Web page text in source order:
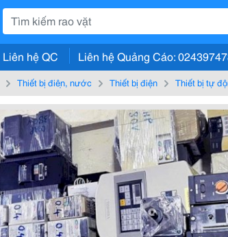
Liên hệ QC Liên hệ Quảng Cáo:
Thiết bị điện, nước Thiết bị điện Thiết bị tự